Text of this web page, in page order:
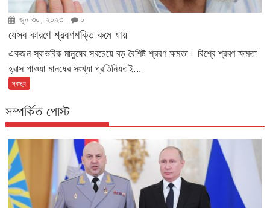
জুন ৩০, ২০২৩ ০
যেসব কারণে শ্রবণশক্তি কমে যায়
একজন স্বাভবিক মানুষের সবচেয়ে বড় বৈশিষ্ট শ্রবণ ক্ষমতা। বিশ্বে শ্রবণ ক্ষমতা
হ্রাস পাওয়া মানষের সংখ্যা প্রতিনিয়তই...
স্বাস্থ্য
সম্পর্কিত পোস্ট